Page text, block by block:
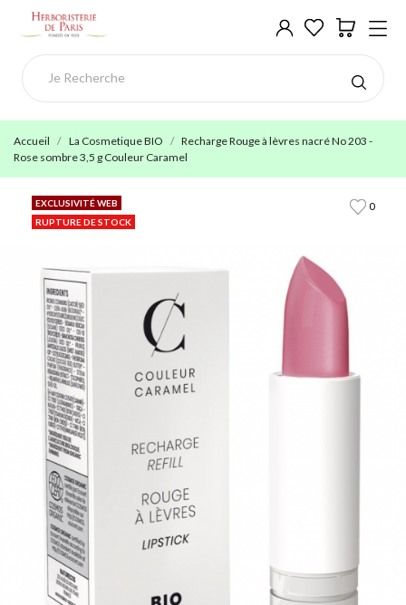
Accueil La Cosmetique BIO
Recharge Rouge à lèvres nacré No 203 -
Rose sombre 3,5 g Couleur Caramel
0
EXCLUSIVITÉ WEB
RUPTURE DE STOCK